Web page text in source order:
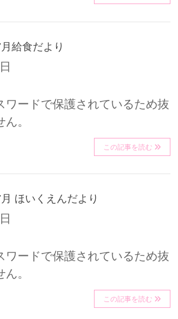
給食だより
ワードで保護されているため抜
。
この記事を読む
ほいくえんだより
ワードで保護されているため抜
。
この記事を読む